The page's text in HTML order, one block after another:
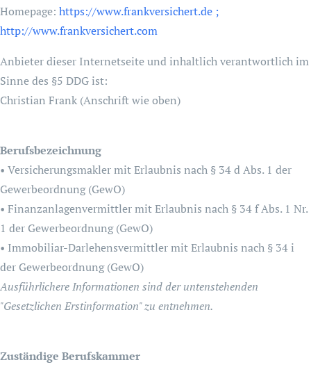
Homepage: https://www.frankversichert.de ;
http://www.frankversichert.com
Anbieter dieser Internetseite und inhaltlich verantwortlich im
Sinne des §5 DDG ist:
Christian Frank (Anschrift wie oben)
Berufsbezeichnung
• Versicherungsmakler mit Erlaubnis nach § 34 d Abs. 1 der
Gewerbeordnung (GewO)
• Finanzanlagenvermittler mit Erlaubnis nach § 34 f Abs. 1 Nr.
1 der Gewerbeordnung (GewO)
• Immobiliar-Darlehensvermittler mit Erlaubnis nach § 34 i
der Gewerbeordnung (GewO)
Ausführlichere Informationen sind der untenstehenden
"Gesetzlichen Erstinformation" zu entnehmen.
Zuständige Berufskammer